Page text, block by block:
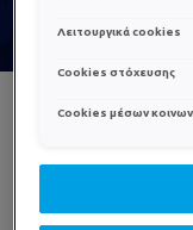
να αποθηκεύσετε
Μπορείτε επίσης,
εκ νέου τις επιλογές
cookies»).
Λειτουργικά cookies
Cookies στόχευσης
Cookies μέσων